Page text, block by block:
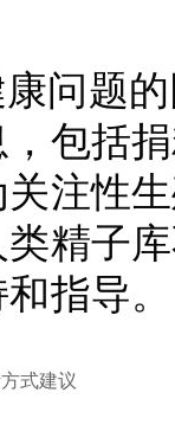
问题
包括
注性
精子
指导。
式建议